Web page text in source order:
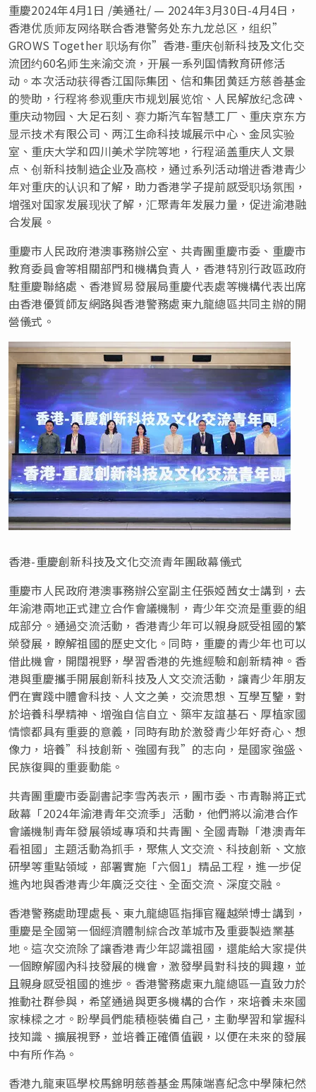
重慶2024年4月1日 /美通社/ — 2024年3月30日-4月4日，
香港优质师友网络联合香港警务处东九龙总区，组织”
GROWS Together 职场有你”香港-重庆创新科技及文化交
流团约60名师生来渝交流，开展一系列国情教育研修活
动。本次活动获得香江国际集团、信和集团黄廷方慈善基金
的赞助， 行程将参观重庆市规划展览馆、人民解放纪念碑、
重庆动物园、大足石刻、赛力斯汽车智慧工厂、重庆京东方
显示技术有限公司、两江生命科技城展示中心、金凤实验
室、重庆大学和四川美术学院等地，行程涵盖重庆人文景
点、创新科技制造企业及高校，通过系列活动增进香港青少
年对重庆的认识和了解，助力香港学子提前感受职场氛围，
增强对国家发展现状了解，汇聚青年发展力量，促进渝港融
合发展。
重慶市人民政府港澳事務辦公室、共青團重慶市委、重慶市
教育委員會等相關部門和機構負責人，香港特別行政區政府
駐重慶聯絡處、香港貿易發展局重慶代表處等機構代表出席
由香港優質師友網路與香港警務處東九龍總區共同主辦的開
營儀式。
香港-重慶創新科技及文化交流青年團啟幕儀式
重慶市人民政府港澳事務辦公室副主任張婭茜女士講到，去
年渝港兩地正式建立合作會議機制，青少年交流是重要的組
成部分。通過交流活動，香港青少年可以親身感受祖國的繁
榮發展，瞭解祖國的歷史文化。同時，重慶的青少年也可以
借此機會，開闊視野，學習香港的先進經驗和創新精神。香
港與重慶攜手開展創新科技及人文交流活動，讓青少年朋友
們在實踐中體會科技、人文之美，交流思想、互學互鑒，對
於培養科學精神、增強自信自立、築牢友誼基石、厚植家國
情懷都具有重要的意義，同時有助於激發青少年好奇心、想
像力，培養”科技創新、強國有我”的志向，是國家強盛、
民族復興的重要動能。
共青團重慶市委副書記李雪芮表示，團市委、市青聯將正式
啟幕「2024年渝港青年交流季」活動，他們將以渝港合作
會議機制青年發展領域專項和共青團、全國青聯「港澳青年
看祖國」主題活動為抓手，聚焦人文交流、科技創新、文旅
研學等重點領域，部署實施「六個1」精品工程，進一步促
進內地與香港青少年廣泛交往、全面交流、深度交融。
香港警務處助理處長、東九龍總區指揮官羅越榮博士講到，
重慶是全國第一個經濟體制綜合改革城市及重要製造業基
地。這次交流除了讓香港青少年認識祖國，還能給大家提供
一個瞭解國內科技發展的機會，激發學員對科技的興趣，並
且親身感受祖國的進步。香港警務處東九龍總區一直致力於
推動社群參與，希望通過與更多機構的合作，來培養未來國
家棟樑之才。盼學員們能積極裝備自己，主動學習和掌握科
技知識、擴展視野，並培養正確價值觀，以便在未來的發展
中有所作為。
香港九龍東區學校馬錦明慈善基金馬陳端喜紀念中學陳杞然